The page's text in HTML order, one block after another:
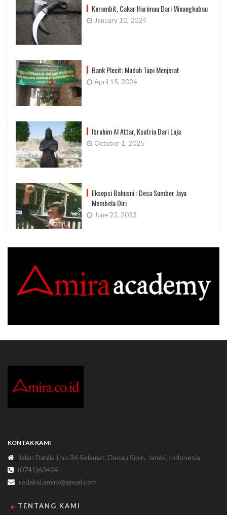
Kerambit, Cakar Harimau Dari Minangkabau
January 10, 2024
Bank Plecit; Mudah Tapi Menjerat
April 15, 2024
Ibrahim Al Attar, Ksatria Dari Loja
October 1, 2025
Eksepsi Bahusni : Desa Sumber Jaya
Membela Diri
June 22, 2023
KONTAK KAMI
Jalan Dahlia I no.36 Selamat, Danau Sipin, Jambi, Indonesia
(0741)60404
redaksi.amira@gmail.com
TENTANG KAMI